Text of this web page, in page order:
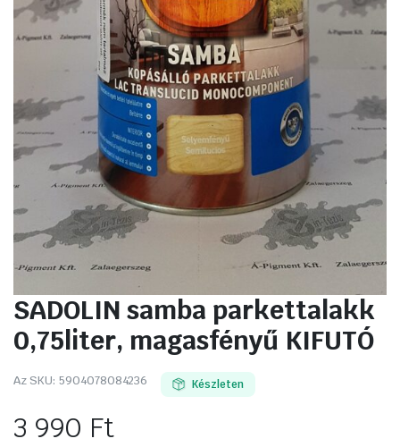
SADOLIN samba parkettalakk
0,75liter, magasfényű KIFUTÓ
Az SKU: 5904078084236 Készleten
3 990 Ft